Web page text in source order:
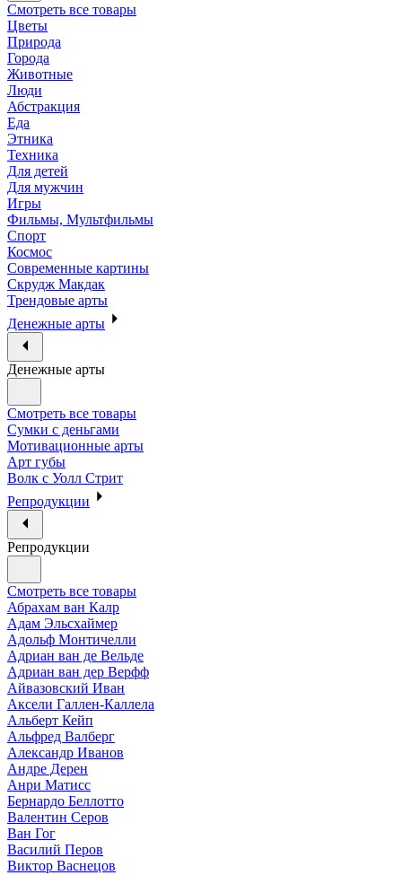
Смотреть все товары
Цветы
Природа
Города
Животные
Люди
Абстракция
Еда
Этника
Техника
Для детей
Для мужчин
Игры
Фильмы, Мультфильмы
Спорт
Космос
Современные картины
Скрудж Макдак
Трендовые арты
Денежные арты
Денежные арты
Смотреть все товары
Сумки с деньгами
Мотивационные арты
Арт губы
Волк с Уолл Стрит
Репродукции
Репродукции
Смотреть все товары
Абрахам ван Калр
Адам Эльсхаймер
Адольф Монтичелли
Адриан ван де Вельде
Адриан ван дер Верфф
Айвазовский Иван
Аксели Галлен-Каллела
Альберт Кейп
Альфред Валберг
Александр Иванов
Андре Дерен
Анри Матисс
Бернардо Беллотто
Валентин Серов
Ван Гог
Василий Перов
Виктор Васнецов